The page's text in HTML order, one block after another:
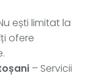
ești limitat la
ofere
– Servicii